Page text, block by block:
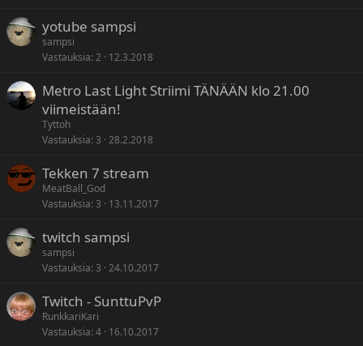
yotube sampsi
sampsi
Vastauksia 2 12.3.2018
Metro Last Light Striimi TÄNÄÄN klo 21.00
viimeistään!
Tyttoh
Vastauksia 3 28.2.2018
Tekken 7 stream
MeatBall_God
Vastauksia 3 13.11.2017
twitch sampsi
sampsi
Vastauksia 3 24.10.2017
Twitch - SunttuPvP
RunkkariKari
Vastauksia 4 16.10.2017